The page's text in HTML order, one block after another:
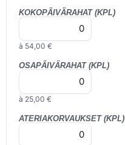
KOKOPÄIVÄRAHAT (KPL)
à 54,00 €
OSAPÄIVÄRAHAT (KPL)
à 25,00 €
ATERIAKORVAUKSET (KPL)